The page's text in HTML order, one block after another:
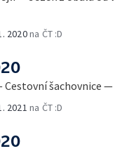
2020na ČT :D
šachovnice
2021 na ČT :D